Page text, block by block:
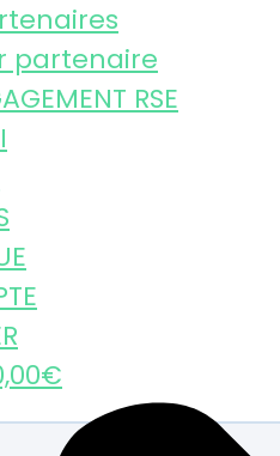
partenaire
RSE
€